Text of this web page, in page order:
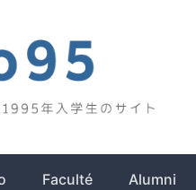
Faculté Alumni